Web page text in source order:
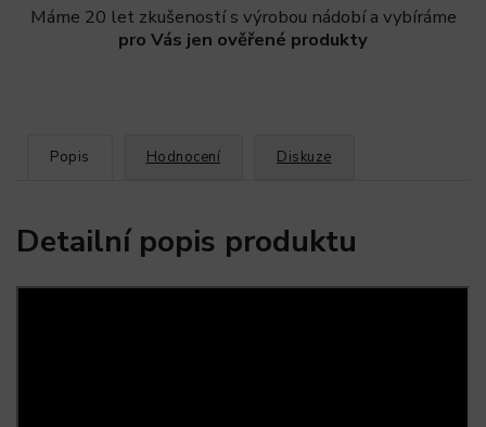
Máme 20 let zkušeností s výrobou nádobí a vybíráme
pro Vás jen ověřené produkty
Popis Hodnocení Diskuze
Detailní popis produktu